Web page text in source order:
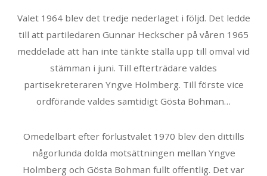
Valet 1964 blev det tredje nederlaget i följd. Det ledde
till att partiledaren Gunnar Heckscher på våren 1965
meddelade att han inte tänkte ställa upp till omval vid
stämman i juni. Till efterträdare valdes
partisekreteraren Yngve Holmberg. Till förste vice
ordförande valdes samtidigt Gösta Bohman…
Omedelbart efter förlustvalet 1970 blev den dittills
någorlunda dolda motsättningen mellan Yngve
Holmberg och Gösta Bohman fullt offentlig. Det var